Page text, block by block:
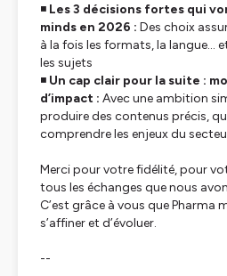
◾️ Les 3 décisions fortes qui
minds en 2026 : Des choix
à la fois les formats, la langue…
les sujets
◾️ Un cap clair pour la suite :
d’impact : Avec une ambition
produire des contenus précis,
comprendre les enjeux du
Merci pour votre fidélité, pour
tous les échanges que nous
C’est grâce à vous que Pharma
s’affiner et d’évoluer.
--